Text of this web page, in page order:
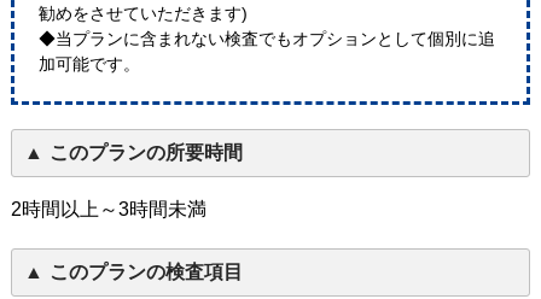
勧めをさせていただきます)
◆当プランに含まれない検査でもオプションとして個別に追
加可能です。
このプランの所要時間
2時間以上～3時間未満
このプランの検査項目